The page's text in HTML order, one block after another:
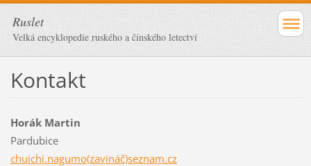
Ruslet
Velká encyklopedie ruského a čínského letectví
Kontakt
Horák Martin
Pardubice
chuichi.nagumo(zavináč)seznam.cz